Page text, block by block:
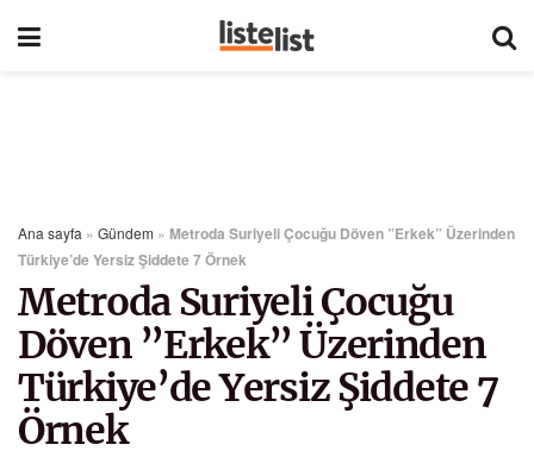
Ana sayfa » Gündem » Metroda Suriyeli Çocuğu Döven ”Erkek” Üzerinden
Türkiye’de Yersiz Şiddete 7 Örnek
Metroda Suriyeli Çocuğu
Döven ”Erkek” Üzerinden
Türkiye’de Yersiz Şiddete 7
Örnek